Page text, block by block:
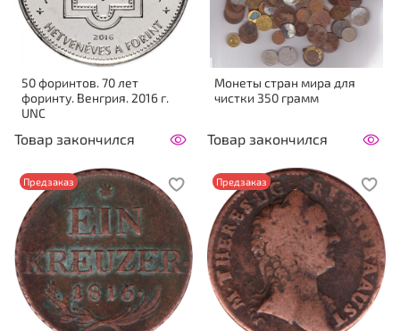
50 форинтов. 70 лет
форинту. Венгрия. 2016 г.
UNC
Товар закончился
Монеты стран мира для
чистки 350 грамм
Товар закончился
Предзаказ Предзаказ